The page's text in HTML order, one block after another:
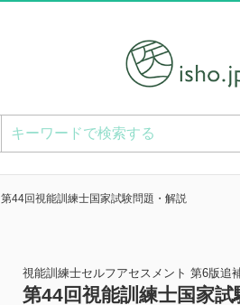
第44回視能訓練士国家試験問題・解説
視能訓練士セルフアセスメント 第6版追
第44回視能訓練士国家試